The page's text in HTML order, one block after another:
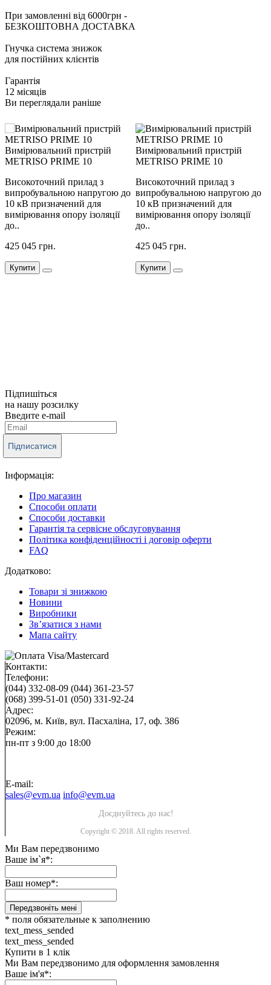
При замовленні від 6000грн -
БЕЗКОШТОВНА ДОСТАВКА
Гнучка система знижок
для постійних клієнтів
Гарантія
12 місяців
Ви переглядали раніше
Вимірювальний пристрій
METRISO PRIME 10
Високоточний прилад з
випробувальною напругою до
10 кВ призначений для
вимірювання опору ізоляції
до..
425 045 грн.
Купити
Вимірювальний пристрій
METRISO PRIME 10
Високоточний прилад з
випробувальною напругою до
10 кВ призначений для
вимірювання опору ізоляції
до..
425 045 грн.
Купити
Підпишіться
на нашу розсилку
Введите e-mail
Підписатися
Інформація:
Про магазин
Способи оплати
Способи доставки
Гарантія та сервісне обслуговування
Політика конфіденційності і договір оферти
FAQ
Додатково:
Товари зі знижкою
Новини
Виробники
Зв’язатися з нами
Мапа сайту
Контакти:
Телефони:
(044) 332-08-09 (044) 361-23-57
(068) 399-51-01 (050) 331-92-24
Адрес:
02096, м. Київ, вул. Пасхаліна, 17, оф. 386
Режим:
пн-пт з 9:00 до 18:00
E-mail:
sales@evm.ua info@evm.ua
Доєднуйтесь до нас!
Copyright © 2018. All rights reserved.
Ми Вам передзвонимо
Ваше ім`я*:
Ваш номер*:
Передзвоніть мені
* поля обязательные к заполнению
text_mess_sended
text_mess_sended
Купити в 1 клік
Ми Вам передзвонимо для оформлення замовлення
Ваше ім'я*: